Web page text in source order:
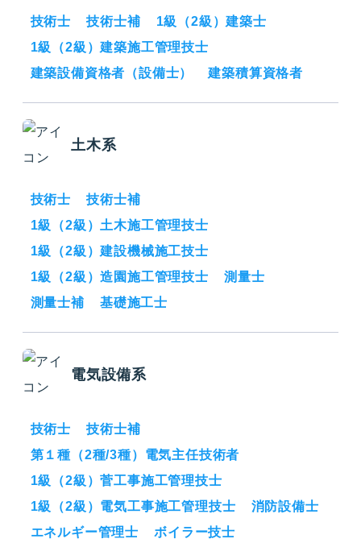
技術士 技術士補
1級（2級）建築士
1級（2級）建築施工管理技士
建築設備資格者（設備士）
建築積算資格者
土木系
技術士
技術士補
1級（2級）土木施工管理技士
1級（2級）建設機械施工技士
1級（2級）造園施工管理技士
測量士
測量士補
基礎施工士
電気設備系
技術士
技術士補
第１種（2種/3種）電気主任技術者
1級（2級）菅工事施工管理技士
1級（2級）電気工事施工管理技士
消防設備士
エネルギー管理士
ボイラー技士